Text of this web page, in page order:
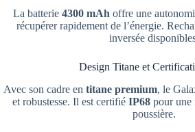
La batterie 4300 mAh offre une
récupérer rapidement de l’énergie.
inversée
Design Titane et
Avec son cadre en titane premium, le
et robustesse. Il est certifié IP68pour une
poussière.